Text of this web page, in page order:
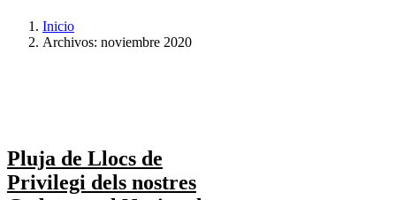
Inicio
Archivos: noviembre 2020
Pluja de Llocs de
Privilegi dels nostres